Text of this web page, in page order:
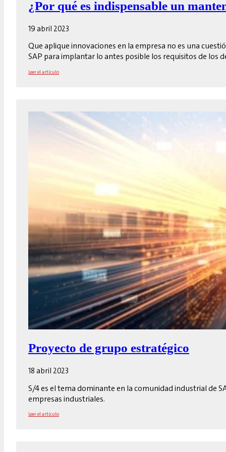
¿Por qué es indispensable un
19 abril 2023
Que aplique innovaciones en la empresa no es una
SAP para implantar lo antes posible los requisitos de los
Leer el artículo
Proyecto de grupo estratégico
18 abril 2023
S/4 es el tema dominante en la comunidad industrial de
empresas industriales.
Leer el artículo